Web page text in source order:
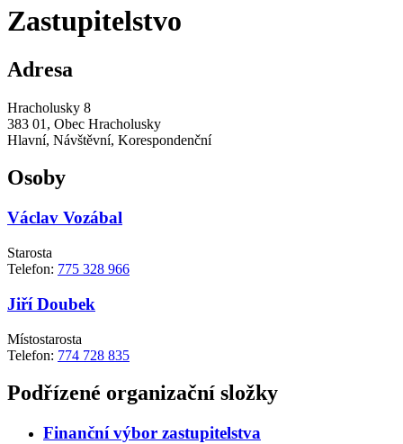
Zastupitelstvo
Adresa
Hracholusky 8
383 01, Obec Hracholusky
Hlavní, Návštěvní, Korespondenční
Osoby
Václav Vozábal
Starosta
Telefon: 775 328 966
Jiří Doubek
Místostarosta
Telefon: 774 728 835
Podřízené organizační složky
Finanční výbor zastupitelstva